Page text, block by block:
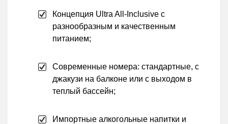
Концепция Ultra All-Inclusive с
разнообразным и качественным
питанием;
Современные номера: стандартные, с
джакузи на балконе или с выходом в
теплый бассейн;
Импортные алкогольные напитки и